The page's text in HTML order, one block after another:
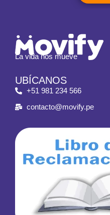
La vida nos mueve
UBÍCANOS
+51 981 234 566
contacto@movify.pe